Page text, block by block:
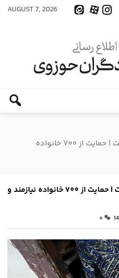
AUGUST 7, 2026
طلبه ای که پای کار مردم است | حمایت از ۷۰۰ خانواده
طلبه ای که پای کار مردم است | حمایت از ۷۰۰ خانواده نیازمند و
۰